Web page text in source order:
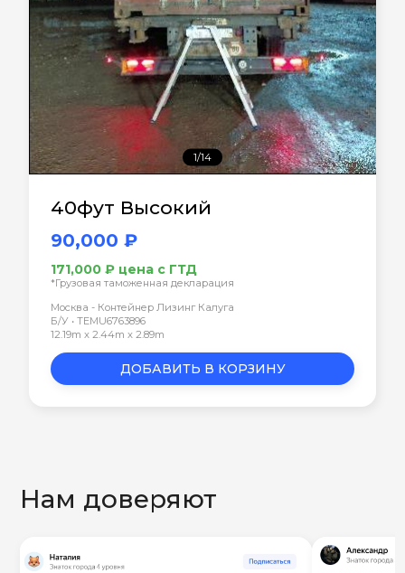
1/14
40фут Высокий
90,000 ₽
171,000 ₽ цена с ГТД
*Грузовая таможенная декларация
Москва - Контейнер Лизинг Калуга
Б/У • TEMU6763896
12.19m x 2.44m x 2.89m
ДОБАВИТЬ В КОРЗИНУ
Нам доверяют